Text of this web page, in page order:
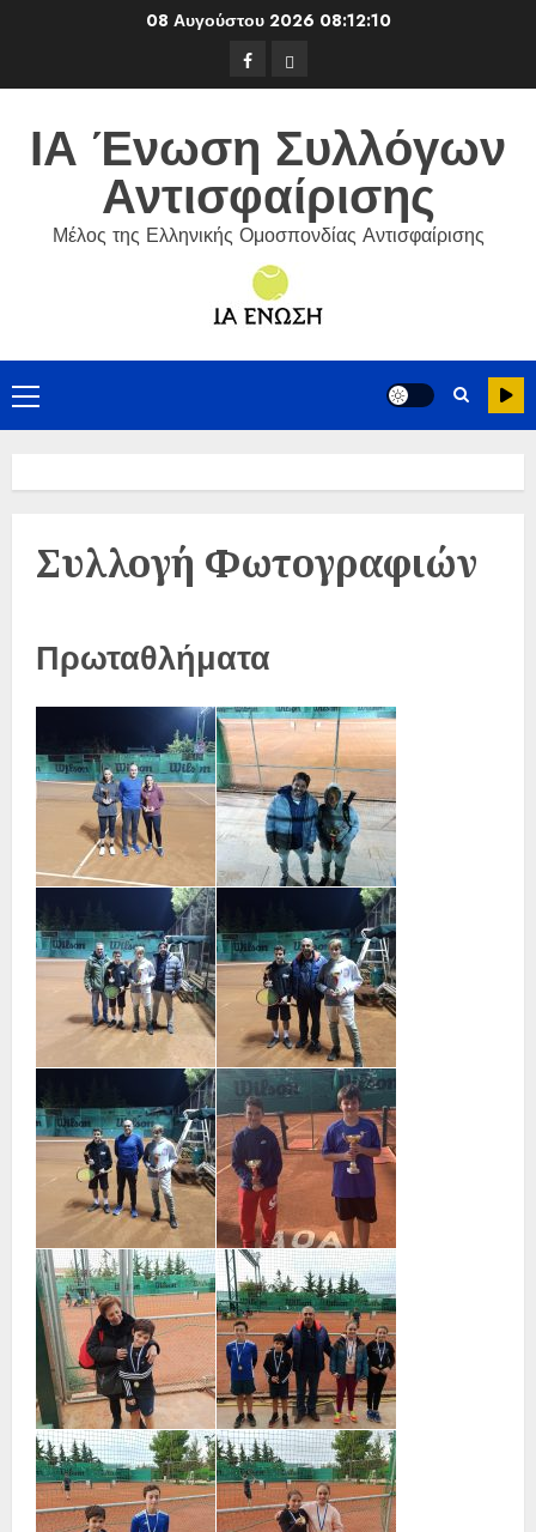
08 Αυγούστου 2026 08:12:12
Facebook
ΕΦΟΑ
Τένις
ΙΑ Ένωση Συλλόγων
Αντισφαίρισης
Μέλος της Ελληνικής Ομοσπονδίας Αντισφαίρισης
Primary
Menu
Συλλογή Φωτογραφιών
Πρωταθλήματα